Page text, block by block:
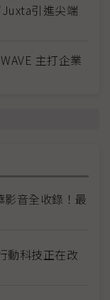
引進尖端
主打企業
音全收錄！最
動科技正在改